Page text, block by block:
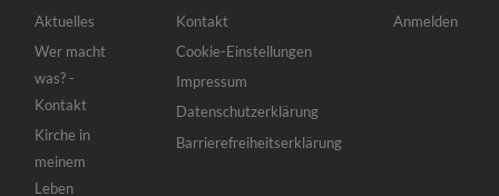
Hauptnavigation
Aktuelles
Wer macht
was? -
Kontakt
Kirche in
meinem
Leben
Fußbereichsmenü
Kontakt
Cookie-Einstellungen
Impressum
Datenschutzerklärung
Barrierefreiheitserklärung
Benutzermenü
Anmelden